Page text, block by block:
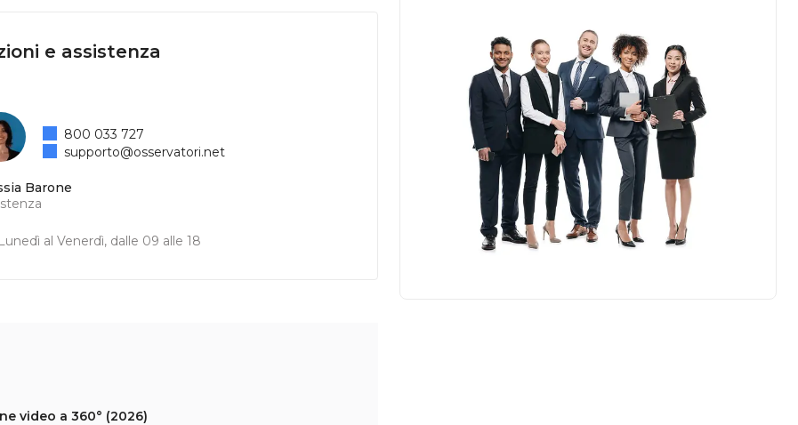
e assistenza
Barone
al Venerdì, dalle 09 alle 18
800 033 727
supporto@osservatori.net
video a 360° (2026)